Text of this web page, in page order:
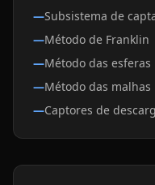
Subsistema de
Método de Franklin
Método das esferas
Método das malhas
Captores de